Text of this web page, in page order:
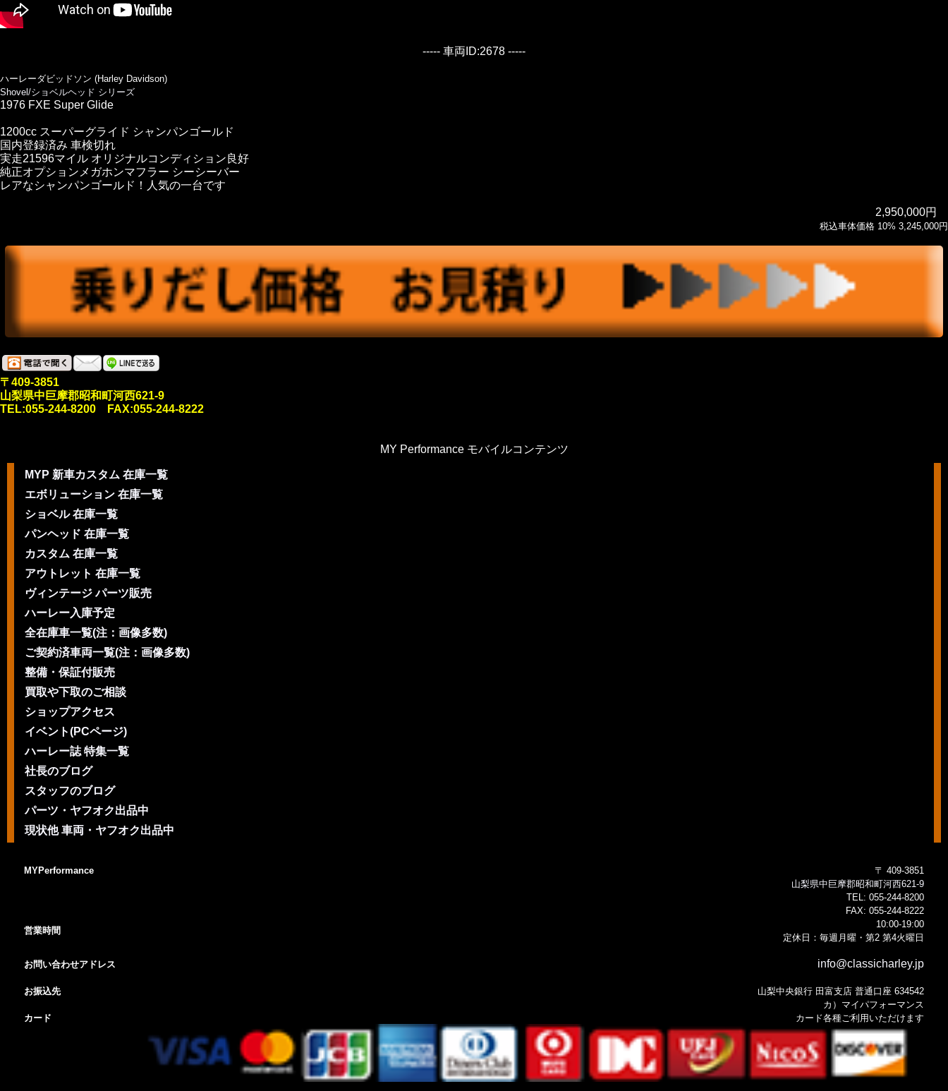
----- 車両ID:2678 -----
ハーレーダビッドソン (Harley Davidson)
Shovel/ショベルヘッド シリーズ
1976 FXE Super Glide
1200cc スーパーグライド シャンパンゴールド
国内登録済み 車検切れ
実走21596マイル オリジナルコンディション良好
純正オプションメガホンマフラー シーシーバー
レアなシャンパンゴールド！人気の一台です
2,950,000円
税込車体価格 10% 3,245,000円
〒409-3851
山梨県中巨摩郡昭和町河西621-9
TEL:055-244-8200 FAX:055-244-8222
MY Performance モバイルコンテンツ
MYP 新車カスタム 在庫一覧
エボリューション 在庫一覧
ショベル 在庫一覧
パンヘッド 在庫一覧
カスタム 在庫一覧
アウトレット 在庫一覧
ヴィンテージ パーツ販売
ハーレー入庫予定
全在庫車一覧(注：画像多数)
ご契約済車両一覧(注：画像多数)
整備・保証付販売
買取や下取のご相談
ショップアクセス
イベント(PCページ)
ハーレー誌 特集一覧
社長のブログ
スタッフのブログ
パーツ・ヤフオク出品中
現状他 車両・ヤフオク出品中
MYPerformance
〒 409-3851
山梨県中巨摩郡昭和町河西621-9
TEL: 055-244-8200
FAX: 055-244-8222
営業時間
10:00-19:00
定休日：毎週月曜・第2 第4火曜日
お問い合わせアドレス info@classicharley.jp
お振込先
山梨中央銀行 田富支店 普通口座 634542
カ）マイパフォーマンス
カード
カード各種ご利用いただけます